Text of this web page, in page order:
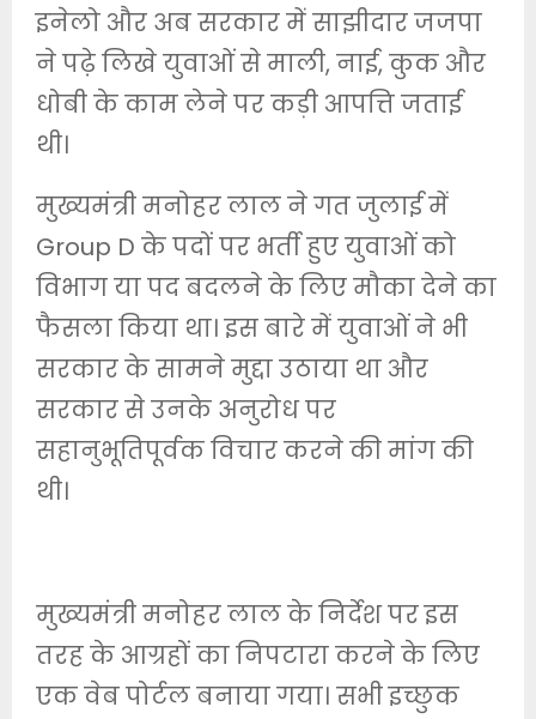
इनेलो और अब सरकार में साझीदार जजपा
ने पढ़े लिखे युवाओं से माली, नाई, कुक और
धोबी के काम लेने पर कड़ी आपत्ति जताई
थी।
मुख्यमंत्री मनोहर लाल ने गत जुलाई में
Group D के पदों पर भर्ती हुए युवाओं को
विभाग या पद बदलने के लिए मौका देने का
फैसला किया था। इस बारे में युवाओं ने भी
सरकार के सामने मुद्दा उठाया था और
सरकार से उनके अनुरोध पर
सहानुभूतिपूर्वक विचार करने की मांग की
थी।
मुख्यमंत्री मनोहर लाल के निर्देश पर इस
तरह के आग्रहों का निपटारा करने के लिए
एक वेब पोर्टल बनाया गया। सभी इच्छुक